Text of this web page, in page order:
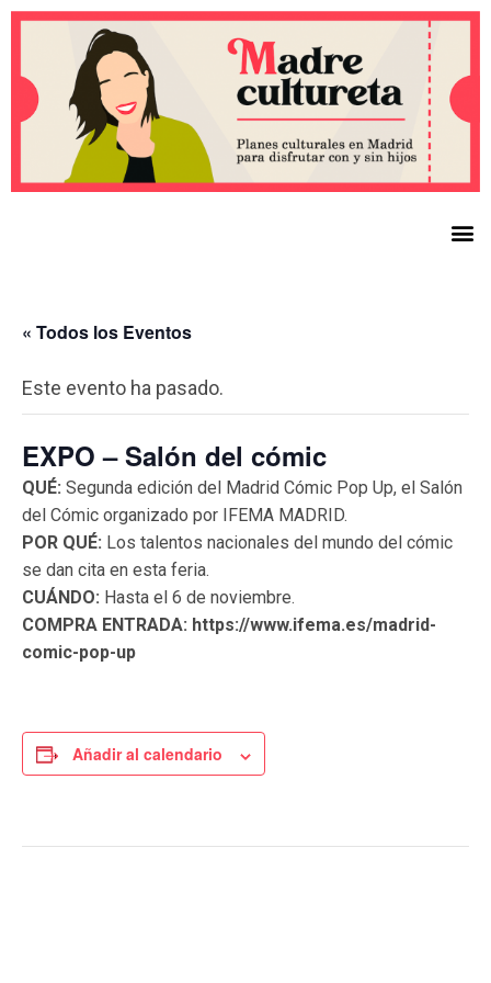
« Todos los Eventos
Este evento ha pasado.
EXPO – Salón del cómic
QUÉ: Segunda edición del Madrid Cómic Pop Up, el Salón
del Cómic organizado por IFEMA MADRID.
POR QUÉ: Los talentos nacionales del mundo del cómic
se dan cita en esta feria.
CUÁNDO: Hasta el 6 de noviembre.
COMPRA ENTRADA: https://www.ifema.es/madrid-
comic-pop-up
Añadir al calendario